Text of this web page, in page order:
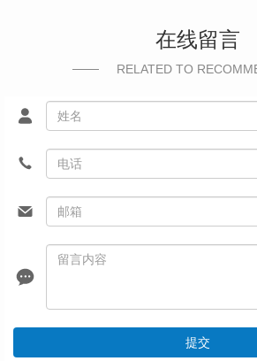
在线留言
RELATED TO
提交